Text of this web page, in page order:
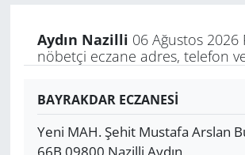
Aydın Nazilli 06 Ağustos 2026
nöbetçi eczane adres, telefon
BAYRAKDAR ECZANESİ
Yeni MAH. Şehit Mustafa Arslan
66B 09800 Nazilli Aydın
SPOR
Yerel